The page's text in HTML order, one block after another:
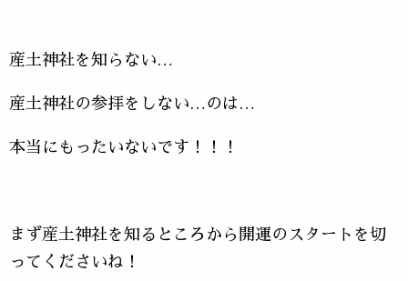
産土神社を知らない…
産土神社の参拝をしない…のは…
本当にもったいないです！！！
まず産土神社を知るところから開運のスタートを切
ってくださいね！